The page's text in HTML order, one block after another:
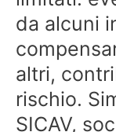
da alcuni
altri,
rischio.
SICAV,